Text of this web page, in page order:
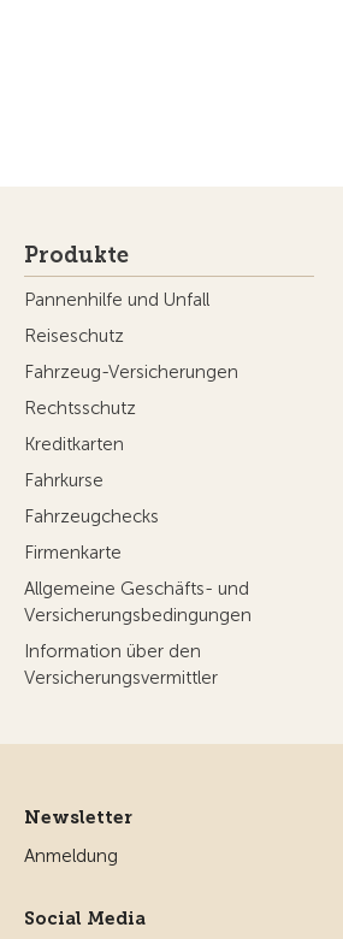
Produkte
Pannenhilfe und Unfall
Reiseschutz
Fahrzeug-Versicherungen
Rechtsschutz
Kreditkarten
Fahrkurse
Fahrzeugchecks
Firmenkarte
Allgemeine Geschäfts- und
Versicherungsbedingungen
Information über den
Versicherungsvermittler
Newsletter
Anmeldung
Social Media